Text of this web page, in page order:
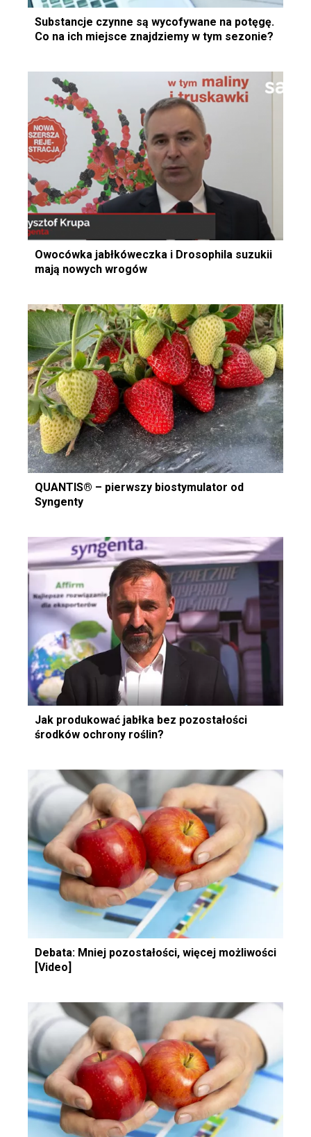
Substancje czynne są wycofywane na potęgę.
Co na ich miejsce znajdziemy w tym sezonie?
Owocówka jabłkóweczka i Drosophila suzukii
mają nowych wrogów
QUANTIS® – pierwszy biostymulator od
Syngenty
Jak produkować jabłka bez pozostałości
środków ochrony roślin?
Debata: Mniej pozostałości, więcej możliwości
[Video]